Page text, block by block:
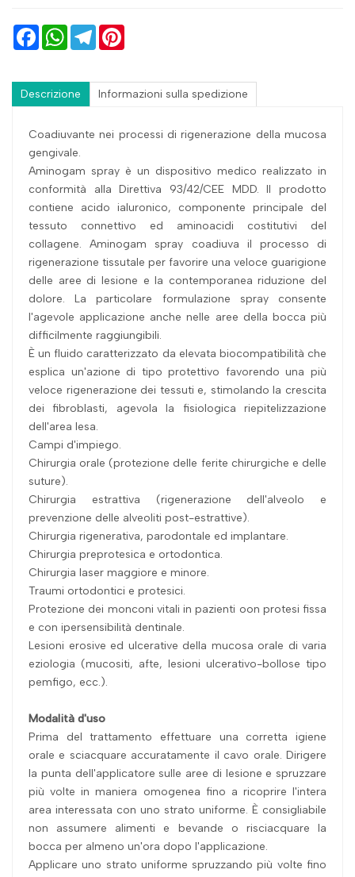
FacebookWhatsAppTelegram
Descrizione Informazioni sulla spedizione
Coadiuvante nei processi di rigenerazione della mucosa
gengivale.
Aminogam spray è un dispositivo medico realizzato in
conformità alla Direttiva 93/42/CEE MDD. Il prodotto
contiene acido ialuronico, componente principale del
tessuto connettivo ed aminoacidi costitutivi del
collagene. Aminogam spray coadiuva il processo di
rigenerazione tissutale per favorire una veloce guarigione
delle aree di lesione e la contemporanea riduzione del
dolore. La particolare formulazione spray consente
l'agevole applicazione anche nelle aree della bocca più
difficilmente raggiungibili.
È un fluido caratterizzato da elevata biocompatibilità che
esplica un'azione di tipo protettivo favorendo una più
veloce rigenerazione dei tessuti e, stimolando la crescita
dei fibroblasti, agevola la fisiologica riepitelizzazione
dell'area lesa.
Campi d'impiego.
Chirurgia orale (protezione delle ferite chirurgiche e delle
suture).
Chirurgia estrattiva (rigenerazione dell'alveolo e
prevenzione delle alveoliti post-estrattive).
Chirurgia rigenerativa, parodontale ed implantare.
Chirurgia preprotesica e ortodontica.
Chirurgia laser maggiore e minore.
Traumi ortodontici e protesici.
Protezione dei monconi vitali in pazienti oon protesi fissa
e con ipersensibilità dentinale.
Lesioni erosive ed ulcerative della mucosa orale di varia
eziologia (mucositi, afte, lesioni ulcerativo-bollose tipo
pemfigo, ecc.).
Modalità d'uso
Prima del trattamento effettuare una corretta igiene
orale e sciacquare accuratamente il cavo orale. Dirigere
la punta dell'applicatore sulle aree di lesione e spruzzare
più volte in maniera omogenea fino a ricoprire l'intera
area interessata con uno strato uniforme. È consigliabile
non assumere alimenti e bevande o risciacquare la
bocca per almeno un'ora dopo l'applicazione.
Applicare uno strato uniforme spruzzando più volte fino